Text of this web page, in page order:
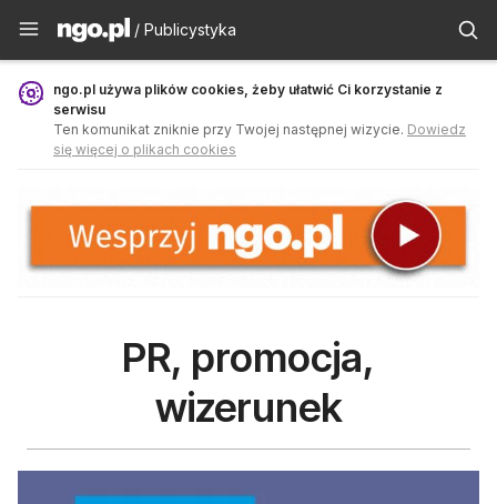
Publicystyka - ngo.pl
/ Publicystyka
ngo.pl używa plików cookies, żeby ułatwić Ci korzystanie z
serwisu
Ten komunikat zniknie przy Twojej następnej wizycie. Dowiedz
się więcej o plikach cookies
PR, promocja,
wizerunek